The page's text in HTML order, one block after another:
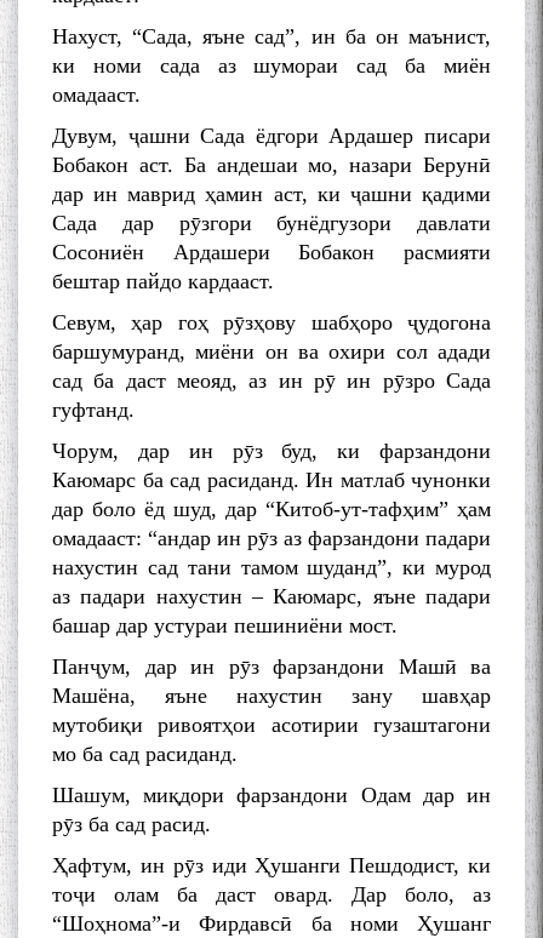
Нахуст, “Сада, яъне сад”, ин ба он маънист,
ки номи сада аз шумораи сад ба миён
омадааст.
Дувум, ҷашни Сада ёдгори Ардашер писари
Бобакон аст. Ба андешаи мо, назари Берунӣ
дар ин маврид ҳамин аст, ки ҷашни қадими
Сада дар рӯзгори бунёдгузори давлати
Сосониён Ардашери Бобакон расмияти
бештар пайдо кардааст.
Севум, ҳар гоҳ рӯзҳову шабҳоро ҷудогона
баршумуранд, миёни он ва охири сол адади
сад ба даст меояд, аз ин рӯ ин рӯзро Сада
гуфтанд.
Чорум, дар ин рӯз буд, ки фарзандони
Каюмарс ба сад расиданд. Ин матлаб чунонки
дар боло ёд шуд, дар “Китоб-ут-тафҳим” ҳам
омадааст: “андар ин рӯз аз фарзандони падари
нахустин сад тани тамом шуданд”, ки мурод
аз падари нахустин – Каюмарс, яъне падари
башар дар устураи пешиниёни мост.
Панҷум, дар ин рӯз фарзандони Машӣ ва
Машёна, яъне нахустин зану шавҳар
мутобиқи ривоятҳои асотирии гузаштагони
мо ба сад расиданд.
Шашум, миқдори фарзандони Одам дар ин
рӯз ба сад расид.
Ҳафтум, ин рӯз иди Ҳушанги Пешдодист, ки
тоҷи олам ба даст овард. Дар боло, аз
“Шоҳнома”-и Фирдавсӣ ба номи Ҳушанг